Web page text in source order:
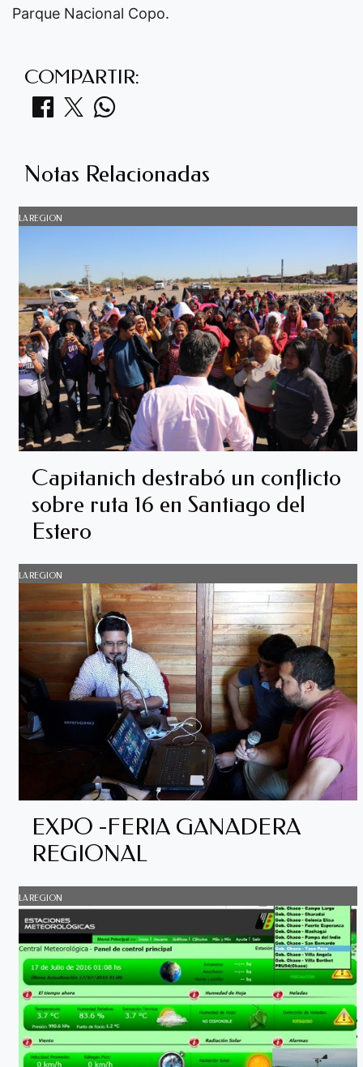
Parque Nacional Copo.
COMPARTIR:
Notas Relacionadas
LA REGION
Capitanich destrabó un conflicto
sobre ruta 16 en Santiago del
Estero
LA REGION
EXPO -FERIA GANADERA
REGIONAL
LA REGION